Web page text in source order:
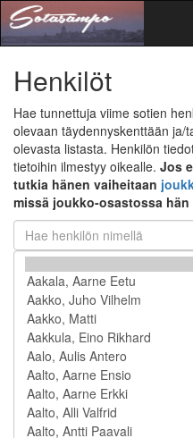
Henkilöt
Hae tunnettuja viime sotien
olevaan täydennyskenttään ja/
olevasta listasta. Henkilön
tietoihin ilmestyy oikealle. Jos
tutkia hänen vaiheitaan
missä joukko-osastossa